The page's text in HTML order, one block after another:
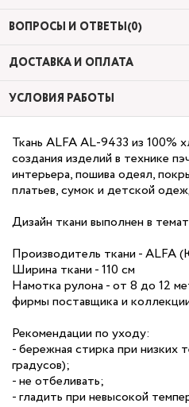
ВОПРОСЫ И ОТВЕТЫ(0)
ДОСТАВКА И ОПЛАТА
УСЛОВИЯ РАБОТЫ
Ткань ALFA AL-9433 из 100%
создания изделий в технике
интерьера, пошива одеял,
платьев, сумок и детской
Дизайн ткани выполнен в
Производитель ткани - ALFA
Ширина ткани - 110 см
Намотка рулона - от 8 до 12
фирмы поставщика и
Рекомендации по уходу:
- бережная стирка при низких
градусов);
- не отбеливать;
- гладить при невысокой